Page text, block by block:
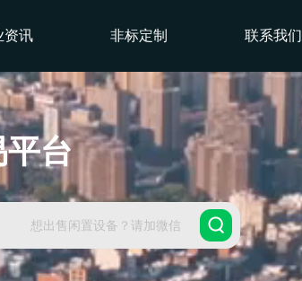
资讯 非标定制 联系我们
平台
想出售闲置设备？请加微信